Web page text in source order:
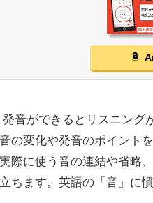
発音ができるとリスニン
の変化や発音のポイント
際に使う音の連結や省略
ちます。英語の「音」に